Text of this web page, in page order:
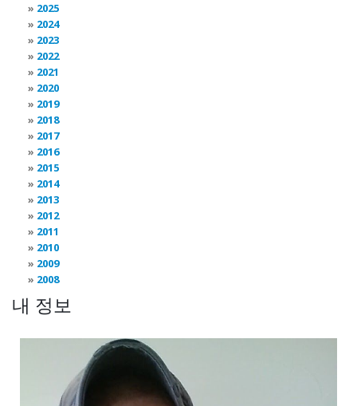
2025
2024
2023
2022
2021
2020
2019
2018
2017
2016
2015
2014
2013
2012
2011
2010
2009
2008
내 정보